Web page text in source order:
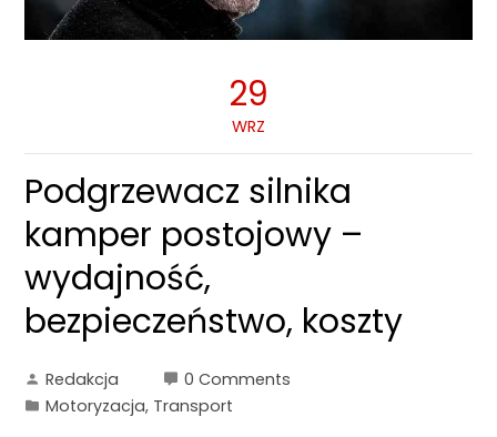
29
WRZ
Podgrzewacz silnika
kamper postojowy –
wydajność,
bezpieczeństwo, koszty
Redakcja
0 Comments
Motoryzacja, Transport